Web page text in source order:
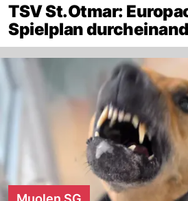
TSV St.Otmar:
Spielplan